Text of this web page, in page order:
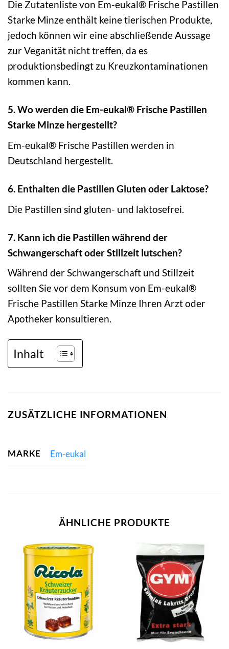
Die Zutatenliste von Em-eukal® Frische Pastillen
Starke Minze enthält keine tierischen Produkte,
jedoch können wir eine abschließende Aussage
zur Veganität nicht treffen, da es
produktionsbedingt zu Kreuzkontaminationen
kommen kann.
5. Wo werden die Em-eukal® Frische Pastillen
Starke Minze hergestellt?
Em-eukal® Frische Pastillen werden in
Deutschland hergestellt.
6. Enthalten die Pastillen Gluten oder Laktose?
Die Pastillen sind gluten- und laktosefrei.
7. Kann ich die Pastillen während der
Schwangerschaft oder Stillzeit lutschen?
Während der Schwangerschaft und Stillzeit
sollten Sie vor dem Konsum von Em-eukal®
Frische Pastillen Starke Minze Ihren Arzt oder
Apotheker konsultieren.
Inhalt
ZUSÄTZLICHE INFORMATIONEN
MARKE Em-eukal
ÄHNLICHE PRODUKTE